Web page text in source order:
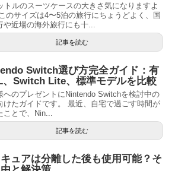
トルのスーツケースの大きさ気になりますよ
のサイズは4〜5泊の旅行にちょうどよく、国
や近場の海外旅行にも十...
記事を読む
Switch選び方完全ガイド：有
、Switch Lite、標準モデルを比較
へのプレゼントにNintendo Switchを検討中の
けたガイドです。 最近、自宅で過ごす時間が
ことで、Nin...
記事を読む
ュアは分離した後も使用可能？そ